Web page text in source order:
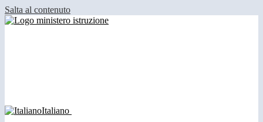
Salta al contenuto
Italiano